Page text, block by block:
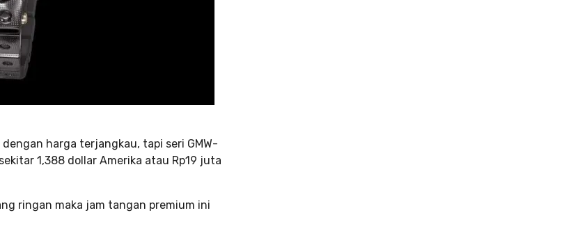
harga terjangkau, tapi seri GMW-
1,388 dollar Amerika atau Rp19 juta
ringan maka jam tangan premium ini